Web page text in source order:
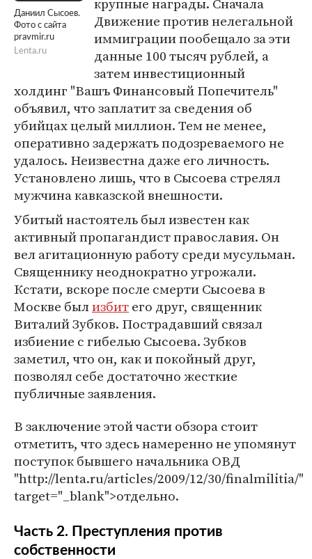
Даниил Сысоев.
Фото с сайта
pravmir.ru
Lenta.ru
крупные награды. Сначала
Движение против нелегальной
иммиграции пообещало за эти
данные 100 тысяч рублей, а
затем инвестиционный
холдинг "Вашъ Финансовый Попечитель"
объявил, что заплатит за сведения об
убийцах целый миллион. Тем не менее,
оперативно задержать подозреваемого не
удалось. Неизвестна даже его личность.
Установлено лишь, что в Сысоева стрелял
мужчина кавказской внешности.
Убитый настоятель был известен как
активный пропагандист православия. Он
вел агитационную работу среди мусульман.
Священнику неоднократно угрожали.
Кстати, вскоре после смерти Сысоева в
Москве былизбитего друг, священник
Виталий Зубков. Пострадавший связал
избиение с гибелью Сысоева. Зубков
заметил, что он, как и покойный друг,
позволял себе достаточно жесткие
публичные заявления.
В заключение этой части обзора стоит
отметить, что здесь намеренно не упомянут
поступок бывшего начальника ОВД
"http://lenta.ru/articles/2009/12/30/finalmilitia/"
target="_blank">отдельно.
Часть 2. Преступления против
собственности